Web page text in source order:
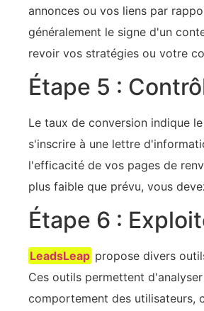
annonces ou vos liens par
généralement le signe d'un
revoir vos stratégies ou votre
Étape 5 :
Le taux de conversion indique
s'inscrire à une lettre
‍l'efficacité de vos pages de
plus faible que prévu, vous
Étape 6 :
LeadsLeap propose divers
Ces outils permettent
comportement des utilisateurs,